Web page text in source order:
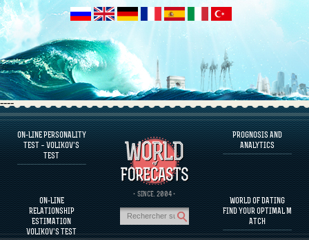
----
ON-LINE PERSONALITY
TEST – VOLIKOV’S
TEST
ON-LINE
RELATIONSHIP
ESTIMATION
VOLIKOV’S TEST
· SINCE. 2004 ·
PROGNOSIS AND
ANALYTICS
WORLD OF DATING
FIND YOUR OPTIMAL M
ATCH
FAQS
DEFINE ONE’S PERSONALITY
FAMOUS PERSONALITIES
FAQS
CALCULATE RELATIONSHIP COMPATIBILITY
PROGNOSIS AND ANALYTICS